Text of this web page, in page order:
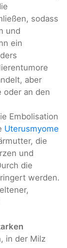
sodass
und
ein
aber
oder an den
Embolisation
Uterusmyome
die
und
die
werden.
in der Milz